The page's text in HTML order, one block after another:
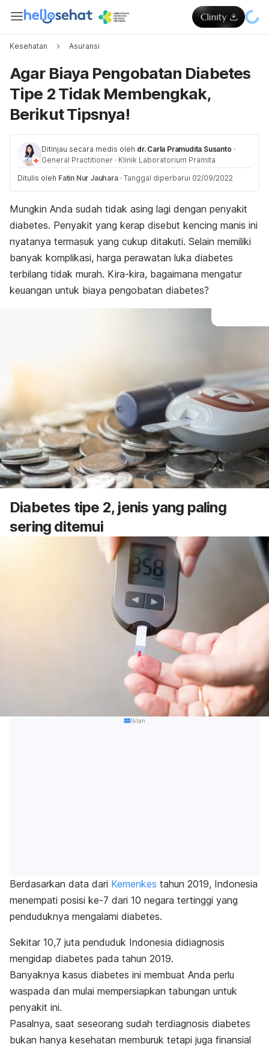
Kesehatan Asuransi
Agar Biaya Pengobatan Diabetes
Tipe 2 Tidak Membengkak,
Berikut Tipsnya!
Ditinjau secara medis oleh dr. Carla Pramudita Susanto ·
General Practitioner · Klinik Laboratorium Pramita
Ditulis oleh Fatin Nur Jauhara · Tanggal diperbarui 02/09/2022
Mungkin Anda sudah tidak asing lagi dengan penyakit
diabetes. Penyakit yang kerap disebut kencing manis ini
nyatanya termasuk yang cukup ditakuti. Selain memiliki
banyak komplikasi, harga perawatan luka diabetes
terbilang tidak murah. Kira-kira, bagaimana mengatur
keuangan untuk biaya pengobatan diabetes?
Diabetes tipe 2, jenis yang paling
sering ditemui
Iklan
Berdasarkan data dari Kemenkes tahun 2019, Indonesia
menempati posisi ke-7 dari 10 negara tertinggi yang
penduduknya mengalami diabetes.
Sekitar 10,7 juta penduduk Indonesia didiagnosis
mengidap diabetes pada tahun 2019.
Banyaknya kasus diabetes ini membuat Anda perlu
waspada dan mulai mempersiapkan tabungan untuk
penyakit ini.
Pasalnya, saat seseorang sudah terdiagnosis diabetes
bukan hanya kesehatan memburuk tetapi juga finansial